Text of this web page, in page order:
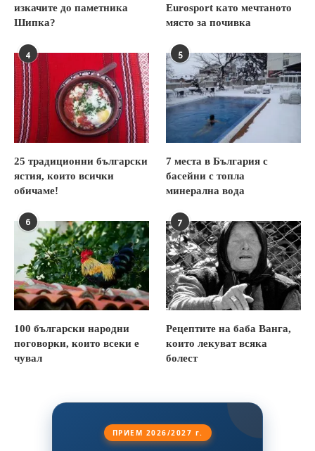
изкачите до паметника
Шипка?
Eurosport като мечтаното
място за почивка
4
25 традиционни български
ястия, които всички
обичаме!
5
7 места в България с
басейни с топла
минерална вода
6
100 български народни
поговорки, които всеки е
чувал
7
Рецептите на баба Ванга,
които лекуват всяка
болест
ПРИЕМ 2026/2027 г.